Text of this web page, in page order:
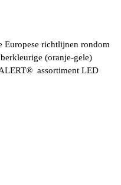
Europese richtlijnen rondom
(oranje-gele)
assortiment LED